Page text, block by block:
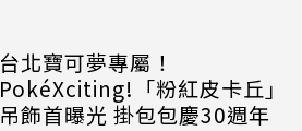
台北寶可夢專屬！
PokéXciting!「粉紅皮卡丘」
吊飾首曝光 掛包包慶30週年